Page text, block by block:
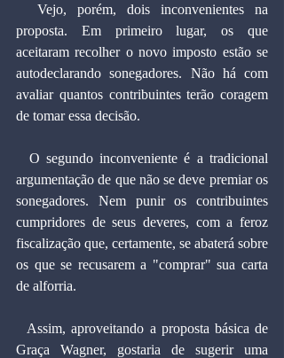
proposta. Em primeiro lugar, os que
aceitaram recolher o novo imposto estão se
autodeclarando sonegadores. Não há com
avaliar quantos contribuintes terão coragem
de tomar essa decisão.
argumentação de que não se deve premiar os
sonegadores. Nem punir os contribuintes
cumpridores de seus deveres, com a feroz
fiscalização que, certamente, se abaterá sobre
os que se recusarem a "comprar" sua carta
de alforria.
Graça Wagner, gostaria de sugerir uma